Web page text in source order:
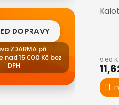
DOPRAVY
ZDARMA při
nad 15 000 Kč bez
DPH
9,60